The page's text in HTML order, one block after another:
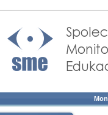
Społeczny Monitor
Edukacji